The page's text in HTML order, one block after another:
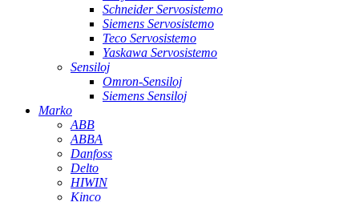
Schneider Servosistemo
Siemens Servosistemo
Teco Servosistemo
Yaskawa Servosistemo
Sensiloj
Omron-Sensiloj
Siemens Sensiloj
Marko
ABB
ABBA
Danfoss
Delto
HIWIN
Kinco